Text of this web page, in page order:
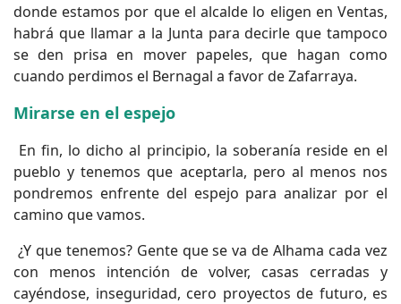
donde estamos por que el alcalde lo eligen en Ventas,
habrá que llamar a la Junta para decirle que tampoco
se den prisa en mover papeles, que hagan como
cuando perdimos el Bernagal a favor de Zafarraya.
Mirarse en el espejo
En fin, lo dicho al principio, la soberanía reside en el
pueblo y tenemos que aceptarla, pero al menos nos
pondremos enfrente del espejo para analizar por el
camino que vamos.
¿Y que tenemos? Gente que se va de Alhama cada vez
con menos intención de volver, casas cerradas y
cayéndose, inseguridad, cero proyectos de futuro, es